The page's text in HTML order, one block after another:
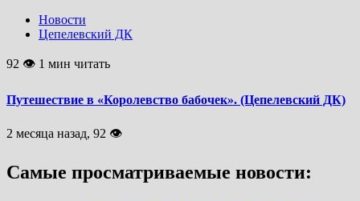
Новости
Цепелевский ДК
92 👁 1 мин читать
Путешествие в «Королевство бабочек». (Цепелевский ДК)
2 месяца назад, 92 👁
Самые просматриваемые новости: